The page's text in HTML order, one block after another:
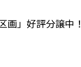
画」好評分譲中！